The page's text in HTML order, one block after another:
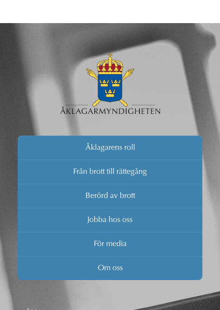
Åklagarens roll
Från brott till rättegång
Berörd av brott
Jobba hos oss
För media
Om oss